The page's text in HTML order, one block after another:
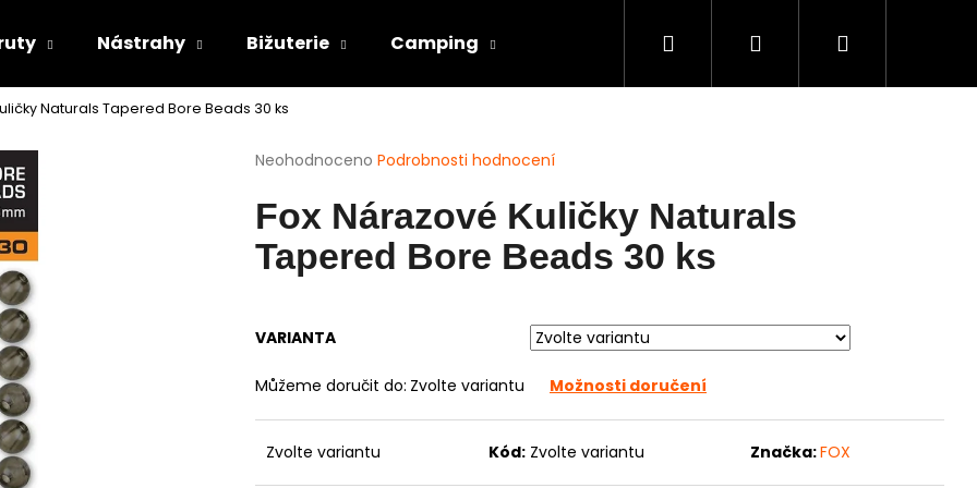
Nástrahy Bižuterie Camping Péče o úlovky BAZAR použité zboží
Hledat PřihlášeníNákupní
Naturals Tapered Bore Beads 30 ks
Průměrné
produktu
je
0,0
Neohodnoceno Podrobnosti hodnocení
Fox Nárazové Kuličky Naturals
Tapered Bore Beads 30 ks
VARIANTA
Můžeme doručit do: Zvolte variantu Možnosti doručení
Zvolte variantu Kód: Zvolte variantu Značka:FOX
Co potřebujete najít?
HLEDAT